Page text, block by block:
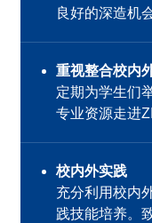
良好的深造机会
重视整合校内
定期为学生们
专业资源走进
校内外实践
充分利用校内
践技能培养。